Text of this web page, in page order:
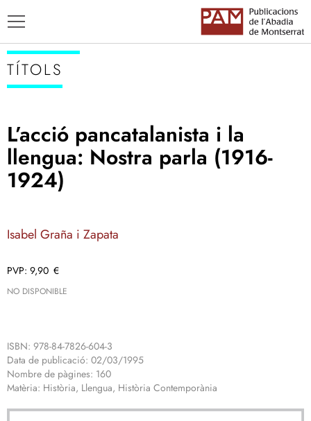
TÍTOLS
AUTORS
ENSENYAMENT CATALÀ
TÍTOLS
L’acció pancatalanista i la
llengua: Nostra parla (1916-
1924)
Isabel Graña i Zapata
9,90 €
NO DISPONIBLE
ISBN: 978-84-7826-604-3
Data de publicació: 02/03/1995
Nombre de pàgines: 160
Matèria: Història, Llengua, Història Contemporània